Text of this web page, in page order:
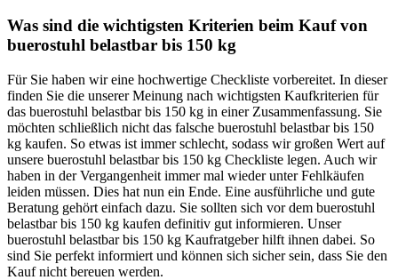
Was sind die wichtigsten Kriterien beim Kauf von
buerostuhl belastbar bis 150 kg
Für Sie haben wir eine hochwertige Checkliste vorbereitet. In dieser
finden Sie die unserer Meinung nach wichtigsten Kaufkriterien für
das buerostuhl belastbar bis 150 kg in einer Zusammenfassung. Sie
möchten schließlich nicht das falsche buerostuhl belastbar bis 150
kg kaufen. So etwas ist immer schlecht, sodass wir großen Wert auf
unsere buerostuhl belastbar bis 150 kg Checkliste legen. Auch wir
haben in der Vergangenheit immer mal wieder unter Fehlkäufen
leiden müssen. Dies hat nun ein Ende. Eine ausführliche und gute
Beratung gehört einfach dazu. Sie sollten sich vor dem buerostuhl
belastbar bis 150 kg kaufen definitiv gut informieren. Unser
buerostuhl belastbar bis 150 kg Kaufratgeber hilft ihnen dabei. So
sind Sie perfekt informiert und können sich sicher sein, dass Sie den
Kauf nicht bereuen werden.